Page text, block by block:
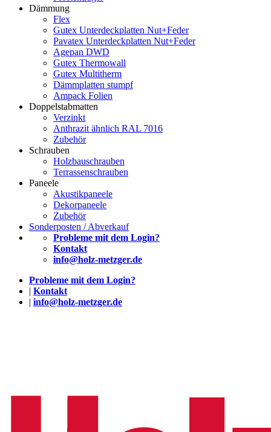
Dämmung
Flex
Gutex Unterdeckplatten Nut+Feder
Pavatex Unterdeckplatten Nut+Feder
Agepan DWD
Gutex Thermowall
Gutex Multitherm
Dämmplatten stumpf
Ampack Folien
Doppelstabmatten
Verzinkt
Anthrazit ähnlich RAL 7016
Zubehör
Schrauben
Holzbauschrauben
Terrassenschrauben
Paneele
Akustikpaneele
Dekorpaneele
Zubehör
Sonderposten / Abverkauf
Probleme mit dem Login?
Kontakt
info@holz-metzger.de
Probleme mit dem Login?
| Kontakt
| info@holz-metzger.de